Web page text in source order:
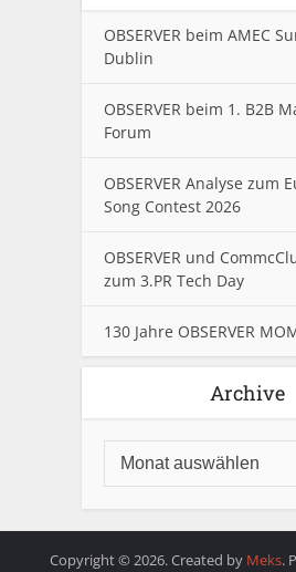
OBSERVER beim AMEC
Dublin
OBSERVER beim 1. B2B
Forum
OBSERVER Analyse zum
Song Contest 2026
OBSERVER und
zum 3.PR Tech Day
130 Jahre OBSERVER
Archive
Copyright © 2026. Created by Meks.